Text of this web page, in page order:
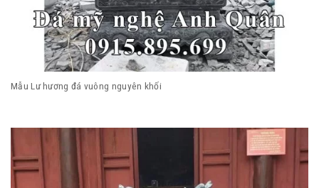
Mẫu Lư hương đá vuông nguyên khối